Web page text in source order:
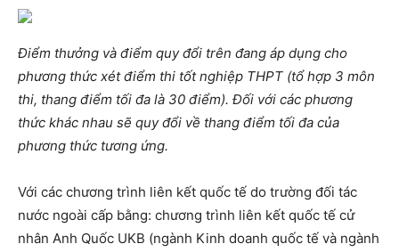
Điểm thưởng và điểm quy đổi trên đang áp dụng cho
phương thức xét điểm thi tốt nghiệp THPT (tổ hợp 3 môn
thi, thang điểm tối đa là 30 điểm). Đối với các phương
thức khác nhau sẽ quy đổi về thang điểm tối đa của
phương thức tương ứng.
Với các chương trình liên kết quốc tế do trường đối tác
nước ngoài cấp bằng: chương trình liên kết quốc tế cử
nhân Anh Quốc UKB (ngành Kinh doanh quốc tế và ngành